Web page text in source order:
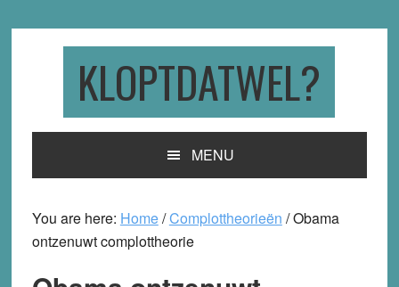
KLOPTDATWEL?
MENU
You are here: Home/Complottheorieën /Obama
ontzenuwt complottheorie